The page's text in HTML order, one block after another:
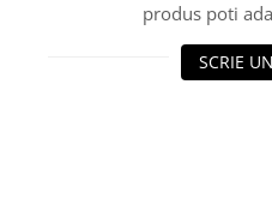
produs poti
SCRIE